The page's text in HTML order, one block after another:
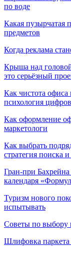
по воде
Какая пузырчатая
предметов
Когда реклама
Крыша над
это серьёзный
Как чистота офиса
психология
Как оформление
маркетологи
Как выбрать
стратегия поиска
Гран-при
календаря
Туризм нового
испытывать
Советы по выбору
Шлифовка паркета